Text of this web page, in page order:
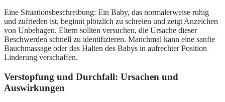
Eine Situationsbeschreibung: Ein Baby, das normalerweise ruhig
und zufrieden ist, beginnt plötzlich zu schreien und zeigt Anzeichen
von Unbehagen. Eltern sollten versuchen, die Ursache dieser
Beschwerden schnell zu identifizieren. Manchmal kann eine sanfte
Bauchmassage oder das Halten des Babys in aufrechter Position
Linderung verschaffen.
Verstopfung und Durchfall: Ursachen und
Auswirkungen